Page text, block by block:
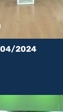
04/2024